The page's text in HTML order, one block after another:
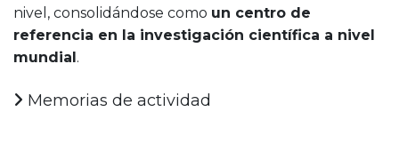
nivel, consolidándose como un centro de
referencia en la investigación científica a nivel
mundial.
Memorias de actividad